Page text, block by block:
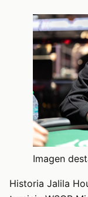
Imagen
Historia Jalila